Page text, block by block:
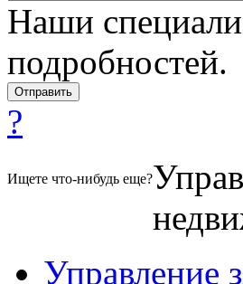
Наши
подробностей.
?
Ищете что-нибудь еще?
Управление